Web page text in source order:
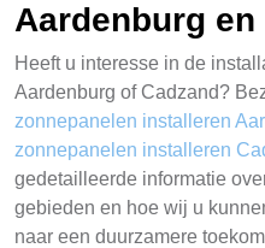
Aardenburg en
Heeft u interesse in de
Aardenburg of Cadzand?
zonnepanelen installeren
zonnepanelen installeren
gedetailleerde informatie
gebieden en hoe wij u
naar een duurzamere